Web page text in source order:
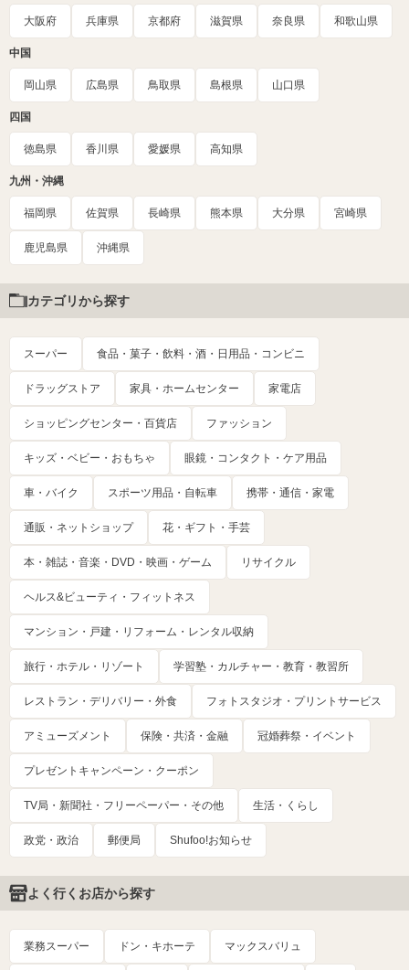
大阪府 兵庫県 京都府 滋賀県 奈良県 和歌山県
中国
岡山県 広島県 鳥取県 島根県 山口県
四国
徳島県 香川県 愛媛県 高知県
九州・沖縄
福岡県 佐賀県 長崎県 熊本県 大分県 宮崎県
鹿児島県 沖縄県
カテゴリから探す
スーパー 食品・菓子・飲料・酒・日用品・コンビニ
ドラッグストア 家具・ホームセンター 家電店
ショッピングセンター・百貨店 ファッション
キッズ・ベビー・おもちゃ 眼鏡・コンタクト・ケア用品
車・バイク スポーツ用品・自転車 携帯・通信・家電
通販・ネットショップ 花・ギフト・手芸
本・雑誌・音楽・DVD・映画・ゲーム リサイクル
ヘルス&ビューティ・フィットネス
マンション・戸建・リフォーム・レンタル収納
旅行・ホテル・リゾート 学習塾・カルチャー・教育・教習所
レストラン・デリバリー・外食 フォトスタジオ・プリントサービス
アミューズメント 保険・共済・金融 冠婚葬祭・イベント
プレゼントキャンペーン・クーポン
TV局・新聞社・フリーペーパー・その他 生活・くらし
政党・政治 郵便局 Shufoo!お知らせ
よく行くお店から探す
業務スーパー ドン・キホーテ マックスバリュ